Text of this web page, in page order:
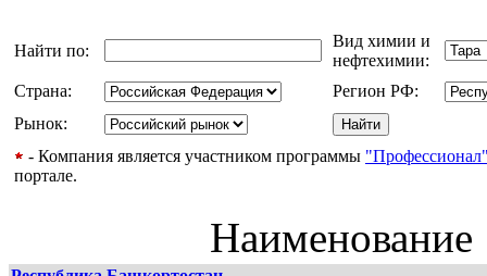
Найти по:
Вид химии и
нефтехимии:
Страна:
Регион РФ:
Рынок:
- Компания является участником программы
портале.
Наименование